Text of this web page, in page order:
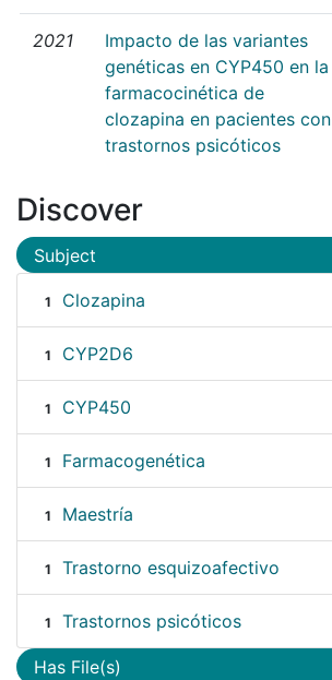
2021
Impacto de las variantes
genéticas en CYP450 en la
farmacocinética de
clozapina en pacientes con
trastornos psicóticos
Discover
Subject
1 Clozapina
1 CYP2D6
1 CYP450
1 Farmacogenética
1 Maestría
1 Trastorno esquizoafectivo
1 Trastornos psicóticos
Has File(s)